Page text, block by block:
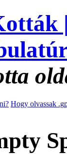
Hogy olvassak